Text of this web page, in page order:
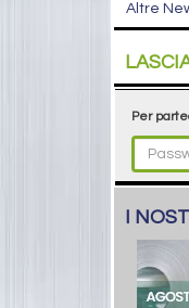
Altre
Per
I